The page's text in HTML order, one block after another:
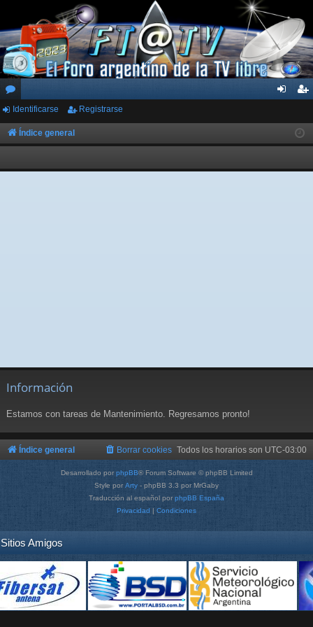
or
os
ar
ist
rs
Identificarse Registrarse
Índice general
Información
Estamos con tareas de Mantenimiento. Regresamos pronto!
Índice general Todos los horarios son UTC-03:00
Borrar cookies
Desarrollado por phpBB® Forum Software © phpBB Limited
Style por Arty - phpBB 3.3 por MrGaby
Traducción al español por phpBB España
Privacidad | Condiciones
Sitios Amigos